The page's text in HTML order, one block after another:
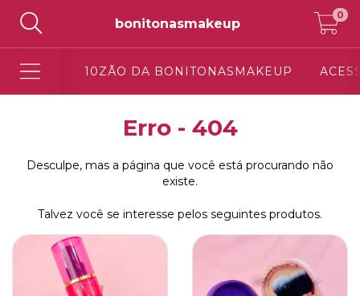
bonitonasmakeup
0
10ZÃO DA BONITONASMAKEUP
Erro - 404
Desculpe, mas a página que você está procurando não
existe.
Talvez você se interesse pelos seguintes produtos.